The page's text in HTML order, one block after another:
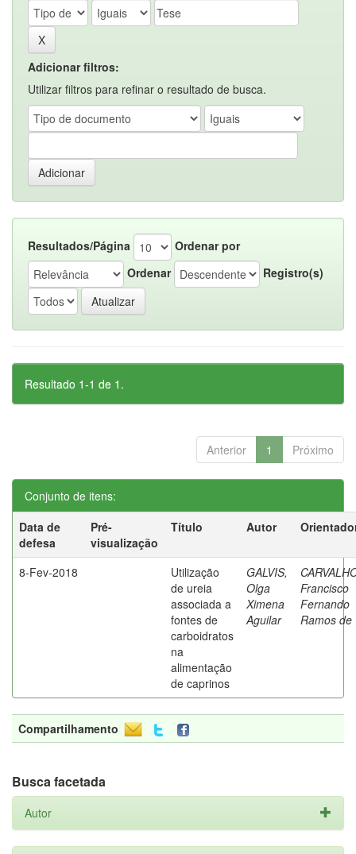
Adicionar filtros:
Utilizar filtros para refinar o resultado de busca.
Resultados/Página
Ordenar por
Ordenar
Registro(s)
Resultado 1-1 de 1.
Anterior 1 Próximo
Conjunto de itens:
Data de
defesa
Pré-
visualização
Título Autor
8-Fev-2018
Utilização
de ureia
associada a
fontes de
carboidratos
na
alimentação
de caprinos
GALVIS,
Olga
Ximena
Aguilar
Francisco
Fernando
Ramos de
Compartilhamento
Busca facetada
Autor